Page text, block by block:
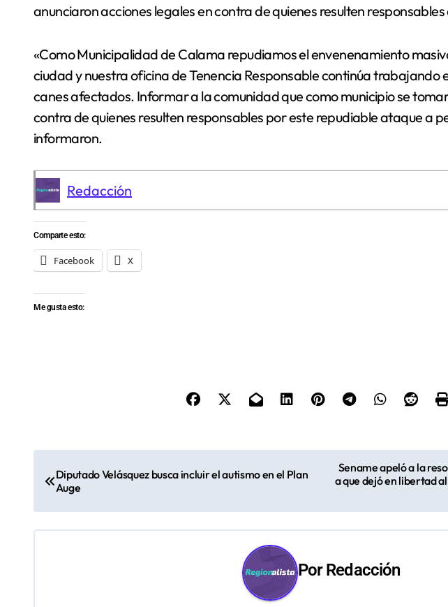
anunciaron acciones legales en contra de quienes resulten
«Como Municipalidad de Calama repudiamos el envenenamiento
ciudad y nuestra oficina de Tenencia Responsable continúa trabajando
canes afectados. Informar a la comunidad que como municipio se
contra de quienes resulten responsables por este repudiable ataque a
informaron.
Redacción
Comparte esto:
Facebook X
Me gusta esto:
v
Diputado Velásquez busca incluir el autismo en el Plan
Auge
Sename apeló a la
a que dejó en libertad
PorRedacción